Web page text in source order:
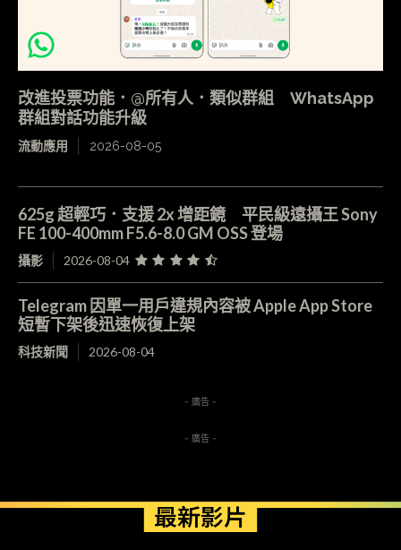
改進投票功能．@所有人．類似群組 WhatsApp
群組對話功能升級
流動應用 2026-08-05
625g 超輕巧．支援 2x 增距鏡 平民級遠攝王 Sony
FE 100-400mm F5.6-8.0 GM OSS 登場
攝影 2026-08-04
Telegram 因單一用戶違規內容被 Apple App Store
短暫下架後迅速恢復上架
科技新聞 2026-08-04
- 廣告 -
- 廣告 -
最新影片